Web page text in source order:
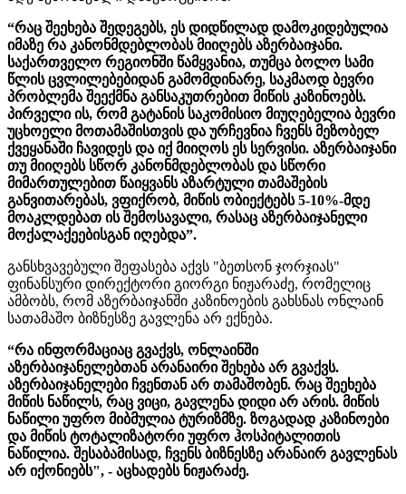
“რაც შეეხება შედეგებს, ეს დიდწილად დამოკიდებულია
იმაზე რა კანონმდებლობას მიიღებს აზერბაიჯანი.
საქართველო რეგიონში წამყვანია, თუმცა ბოლო სამი
წლის ცვლილებებიდან გამომდინარე, საკმაოდ ბევრი
პრობლემა შეექმნა განსაკუთრებით მიწის კაზინოებს.
პირველი ის, რომ გატანის საკომისიო მიუღებელია ბევრი
უცხოელი მოთამაშისთვის და ურჩევნია ჩვენს მეზობელ
ქვეყანაში ჩავიდეს და იქ მიიღოს ეს სერვისი. აზერბაიჯანი
თუ მიიღებს სწორ კანონმდებლობას და სწორი
მიმართულებით წაიყვანს აზარტული თამაშების
განვითარებას, ვფიქრობ, მიწის ობიექტებს 5-10%-მდე
მოაკლდებათ ის შემოსავალი, რასაც აზერბაიჯანელი
მოქალაქეებისგან იღებდა”.
განსხვავებული შეფასება აქვს "ბეთსონ ჯორჯიას"
ფინანსური დირექტორი გიორგი ნიჟარაძე, რომელიც
ამბობს, რომ აზერბაიჯანში კაზინოების გახსნას ონლაინ
სათამაშო ბიზნესზე გავლენა არ ექნება.
“რა ინფორმაციაც გვაქვს, ონლაინში
აზერბაიჯანელებთან არანაირი შეხება არ გვაქვს.
აზერბაიჯანელები ჩვენთან არ თამაშობენ. რაც შეეხება
მიწის ნაწილს, რაც ვიცი, გავლენა დიდი არ არის. მიწის
ნაწილი უფრო მიბმულია ტურიზმზე. ზოგადად კაზინოები
და მიწის ტოტალიზატორი უფრო ჰოსპიტალითის
ნაწილია. შესაბამისად, ჩვენს ბიზნესზე არანაირ გავლენას
არ იქონიებს", - აცხადებს ნიჟარაძე.